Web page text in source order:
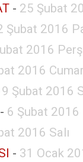
- 25 Şubat
Şubat 2016
2016
2016
9 Şubat 2016
- 6 Şubat
2016 Salı
- 31 Ocak